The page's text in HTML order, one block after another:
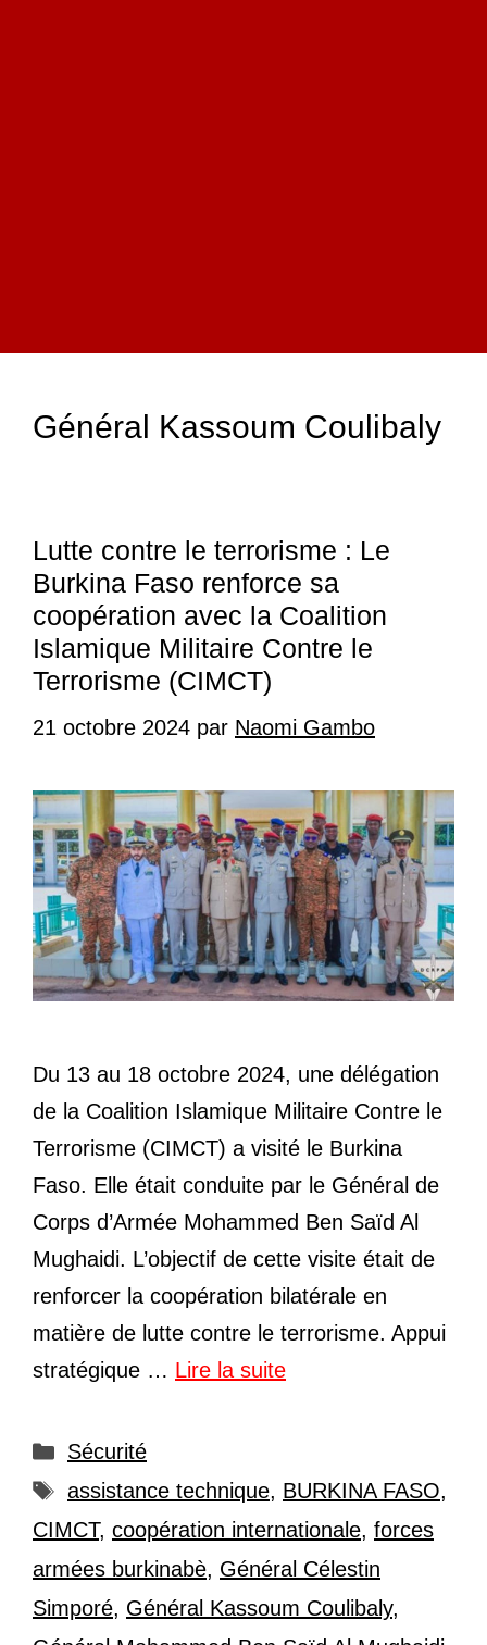
Général Kassoum Coulibaly
Lutte contre le terrorisme : Le
Burkina Faso renforce sa
coopération avec la Coalition
Islamique Militaire Contre le
Terrorisme (CIMCT)
21 octobre 2024 par Naomi Gambo
Du 13 au 18 octobre 2024, une délégation
de la Coalition Islamique Militaire Contre le
Terrorisme (CIMCT) a visité le Burkina
Faso. Elle était conduite par le Général de
Corps d’Armée Mohammed Ben Saïd Al
Mughaidi. L’objectif de cette visite était de
renforcer la coopération bilatérale en
matière de lutte contre le terrorisme. Appui
stratégique … Lire la suite
Catégories
Sécurité
Étiquettes
assistance technique, BURKINA FASO,
CIMCT, coopération internationale, forces
armées burkinabè, Général Célestin
Simporé, Général Kassoum Coulibaly,